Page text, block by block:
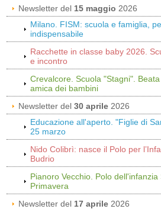
Newsletter del 15 maggio 2026
Milano. FISM: scuola e famiglia,
indispensabile
Racchette in classe baby 2026.
e incontro
Crevalcore. Scuola "Stagni". Beata
amica dei bambini
Newsletter del30 aprile 2026
Educazione all'aperto. "Figlie di
25 marzo
Nido Colibrì: nasce il Polo per
Budrio
Pianoro Vecchio. Polo
Primavera
Newsletter del 17 aprile 2026